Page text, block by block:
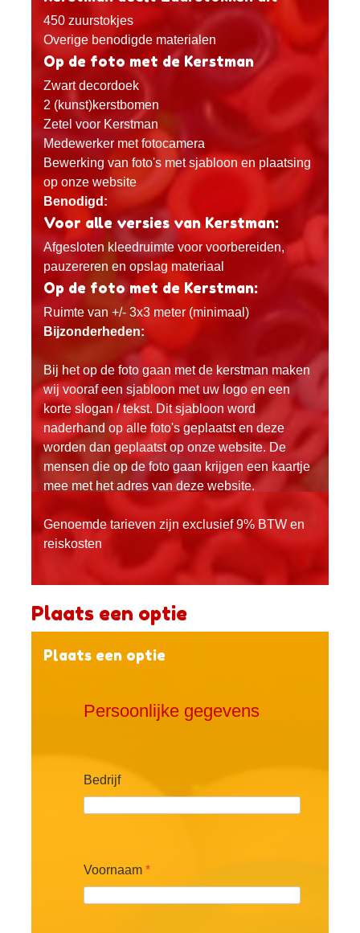
450 zuurstokjes
Overige benodigde materialen
Op de foto met de Kerstman
Zwart decordoek
2 (kunst)kerstbomen
Zetel voor Kerstman
Medewerker met fotocamera
Bewerking van foto's met sjabloon en plaatsing
op onze website
Benodigd:
Voor alle versies van Kerstman:
Afgesloten kleedruimte voor voorbereiden,
pauzereren en opslag materiaal
Op de foto met de Kerstman:
Ruimte van +/- 3x3 meter (minimaal)
Bijzonderheden:
Bij het op de foto gaan met de kerstman maken
wij vooraf een sjabloon met uw logo en een
korte slogan / tekst. Dit sjabloon word
naderhand op alle foto's geplaatst en deze
worden dan geplaatst op onze website. De
mensen die op de foto gaan krijgen een kaartje
mee met het adres van deze website.
Genoemde tarieven zijn exclusief 9% BTW en
reiskosten
Plaats een optie
Plaats een optie
Persoonlijke gegevens
Bedrijf
Voornaam *